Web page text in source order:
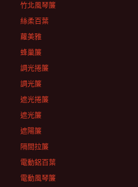
竹北風琴簾
絲柔百葉
蘿美雅
蜂巢簾
調光捲簾
調光簾
遮光捲簾
遮光簾
遮陽簾
隔間拉簾
電動鋁百葉
電動風琴簾